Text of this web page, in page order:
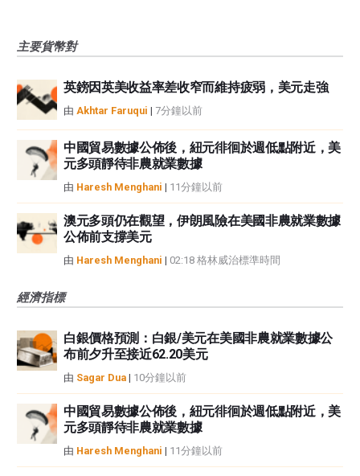
主要貨幣對
英鎊因英美收益率差收窄而維持疲弱，美元走強
由 Akhtar Faruqui | 7分鐘以前
中國貿易數據公佈後，紐元徘徊於週低點附近，美
元多頭靜待非農就業數據
由 Haresh Menghani | 11分鐘以前
澳元多頭仍在觀望，伊朗風險在美國非農就業數據
公佈前支撐美元
由 Haresh Menghani | 02:18 格林威治標準時間
經濟指標
白銀價格預測：白銀/美元在美國非農就業數據公
布前夕升至接近62.20美元
由 Sagar Dua | 10分鐘以前
中國貿易數據公佈後，紐元徘徊於週低點附近，美
元多頭靜待非農就業數據
由 Haresh Menghani | 11分鐘以前